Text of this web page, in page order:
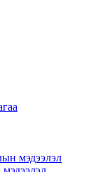
мэдээлэл